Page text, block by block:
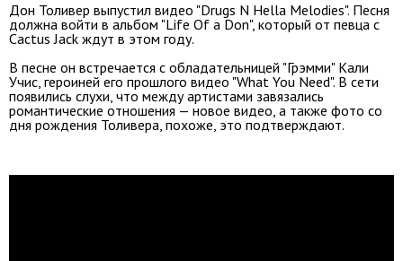
Дон Толивер выпустил видео "Drugs N Hella Melodies". Песня
должна войти в альбом "Life Of a Don", который от певца с
Cactus Jack ждут в этом году.
В песне он встречается с обладательницей "Грэмми" Кали
Учис, героиней его прошлого видео "What You Need". В сети
появились слухи, что между артистами завязались
романтические отношения — новое видео, а также фото со
дня рождения Толивера, похоже, это подтверждают.